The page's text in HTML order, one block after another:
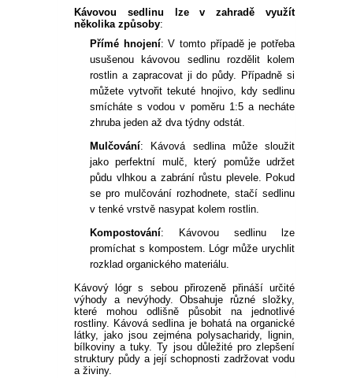
Kávovou sedlinu lze v zahradě využít
několika způsoby:
Přímé hnojení: V tomto případě je potřeba
usušenou kávovou sedlinu rozdělit kolem
rostlin a zapracovat ji do půdy. Případně si
můžete vytvořit tekuté hnojivo, kdy sedlinu
smícháte s vodou v poměru 1:5 a necháte
zhruba jeden až dva týdny odstát.
Mulčování: Kávová sedlina může sloužit
jako perfektní mulč, který pomůže udržet
půdu vlhkou a zabrání růstu plevele. Pokud
se pro mulčování rozhodnete, stačí sedlinu
v tenké vrstvě nasypat kolem rostlin.
Kompostování: Kávovou sedlinu lze
promíchat s kompostem. Lógr může urychlit
rozklad organického materiálu.
Kávový lógr s sebou přirozeně přináší určité
výhody a nevýhody. Obsahuje různé složky,
které mohou odlišně působit na jednotlivé
rostliny. Kávová sedlina je bohatá na organické
látky, jako jsou zejména polysacharidy, lignin,
bílkoviny a tuky. Ty jsou důležité pro zlepšení
struktury půdy a její schopnosti zadržovat vodu
a živiny.